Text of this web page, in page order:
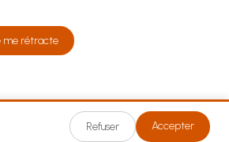
me rétracte
Refuser Accepter